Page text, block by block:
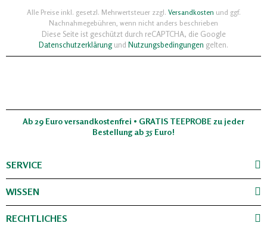
Alle Preise inkl. gesetzl. Mehrwertsteuer zzgl. Versandkosten und ggf.
Nachnahmegebühren, wenn nicht anders beschrieben
Diese Seite ist geschützt durch reCAPTCHA, die Google
Datenschutzerklärungund Nutzungsbedingungen gelten.
Ab 29 Euro versandkostenfrei • GRATIS TEEPROBE zu jeder
Bestellung ab 35 Euro!
SERVICE
WISSEN
RECHTLICHES